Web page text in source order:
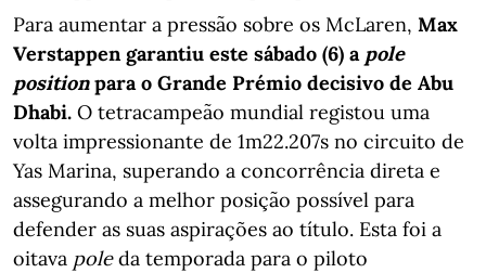
Para aumentar a pressão sobre os McLaren, Max
Verstappen garantiu este sábado (6) a pole
positionpara o Grande Prémio decisivo de Abu
Dhabi. O tetracampeão mundial registou uma
volta impressionante de 1m22.207s no circuito de
Yas Marina, superando a concorrência direta e
assegurando a melhor posição possível para
defender as suas aspirações ao título. Esta foi a
oitava poleda temporada para o piloto